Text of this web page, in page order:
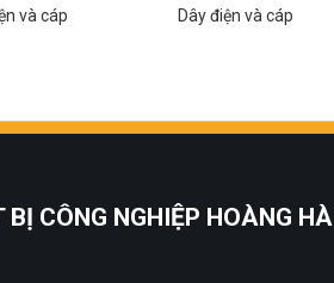
và cáp Dây điện và cáp
CÔNG NGHIỆP HOÀNG HÀ